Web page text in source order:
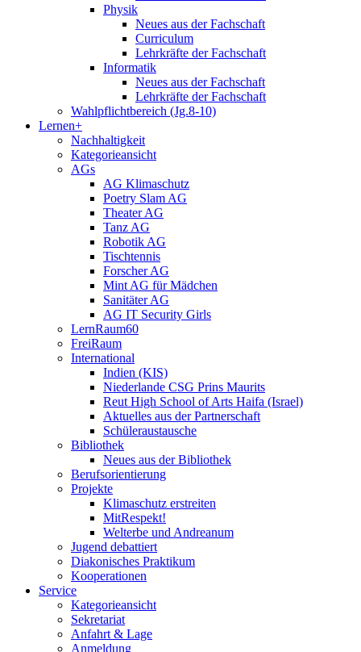
Physik
Neues aus der Fachschaft
Curriculum
Lehrkräfte der Fachschaft
Informatik
Neues aus der Fachschaft
Lehrkräfte der Fachschaft
Wahlpflichtbereich (Jg.8-10)
Lernen+
Nachhaltigkeit
Kategorieansicht
AGs
AG Klimaschutz
Poetry Slam AG
Theater AG
Tanz AG
Robotik AG
Tischtennis
Forscher AG
Mint AG für Mädchen
Sanitäter AG
AG IT Security Girls
LernRaum60
FreiRaum
International
Indien (KIS)
Niederlande CSG Prins Maurits
Reut High School of Arts Haifa (Israel)
Aktuelles aus der Partnerschaft
Schüleraustausche
Bibliothek
Neues aus der Bibliothek
Berufsorientierung
Projekte
Klimaschutz erstreiten
MitRespekt!
Welterbe und Andreanum
Jugend debattiert
Diakonisches Praktikum
Kooperationen
Service
Kategorieansicht
Sekretariat
Anfahrt & Lage
Anmeldung